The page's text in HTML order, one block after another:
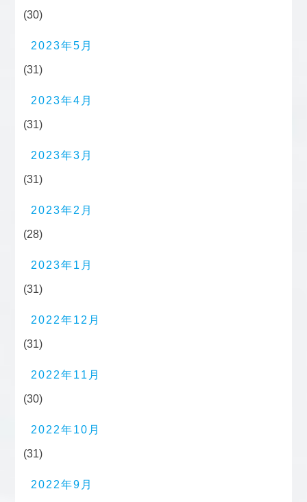
(30)
2023年5月
(31)
2023年4月
(31)
2023年3月
(31)
2023年2月
(28)
2023年1月
(31)
2022年12月
(31)
2022年11月
(30)
2022年10月
(31)
2022年9月